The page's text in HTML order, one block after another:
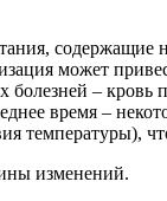
содержащие
может
болезней –
время –
температуры),
изменений.